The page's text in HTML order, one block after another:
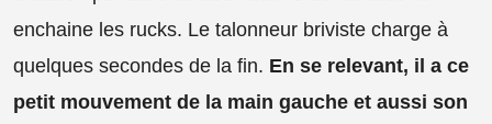
enchaine les rucks. Le talonneur briviste charge à
quelques secondes de la fin. En se relevant, il a ce
petit mouvement de la main gauche et aussi son